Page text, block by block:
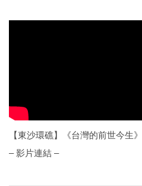
【東沙環礁】《台灣的前世今生
– 影片連結 –